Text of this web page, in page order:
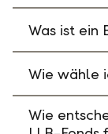
Was ist ein
Wie wähle
Wie